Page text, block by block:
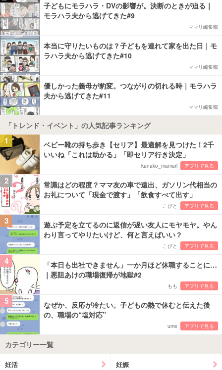
子どもにモラハラ・DVの影響が。決断のときが迫る｜
モラハラ夫から逃げてきた#9
ママリ編集部
本当に守りたいものは？子どもを連れて家を出た日｜モ
ラハラ夫から逃げてきた#10
ママリ編集部
優しかった義母が豹変。つながりの切れる時｜モラハラ
夫から逃げてきた#11
ママリ編集部
「トレンド・イベント」の人気記事ランキング
1
ベビー靴の持ち歩き【セリア】最適解を見つけた！2千
いいね「これは助かる」「即セリア行き決定」
kanako_mamari アプリで見る
2
常識はどの程度？ママ友の車で遠出、ガソリン代相当の
お礼について「現金で渡す」「飲食すべて出す」
こびと アプリで見る
3
遊ぶ予定を立てるのに返信が遅い友人にモヤモヤ。やん
わり言ってやりたいけど、何と言えばいい？
こびと アプリで見る
4
「本日も出社できません」一か月ほど休職することに…
｜悪阻あけの職場復帰が地獄#2
もも アプリで見る
5
なぜか、反応が冷たい。子どもの熱で休むと伝えた後
の、職場の“塩対応”
ume アプリで見る
カテゴリー一覧
妊活 妊娠